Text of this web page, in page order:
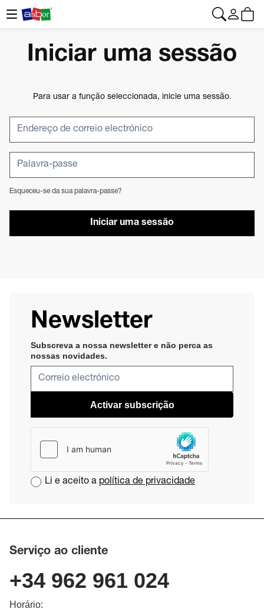
Iniciar uma sessão
Para usar a função seleccionada, inicie uma sessão.
Esqueceu-se da sua palavra-passe?
Iniciar uma sessão
Newsletter
Subscreva a nossa newsletter e não perca as
nossas novidades​.
Activar subscrição
Li e aceito a política de privacidade
Serviço ao cliente
+34 962 961 024
Horário: